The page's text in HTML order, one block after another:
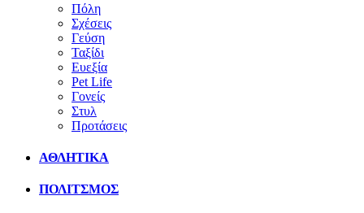
Πόλη
Σχέσεις
Γεύση
Ταξίδι
Ευεξία
Pet Life
Γονείς
Στυλ
Προτάσεις
ΑΘΛΗΤΙΚΑ
ΠΟΛΙΤΣΜΟΣ